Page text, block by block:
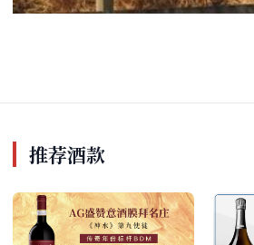
推荐酒款